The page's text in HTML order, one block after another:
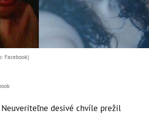
Facebook)
Neuveriteľne desivé chvíle prežil